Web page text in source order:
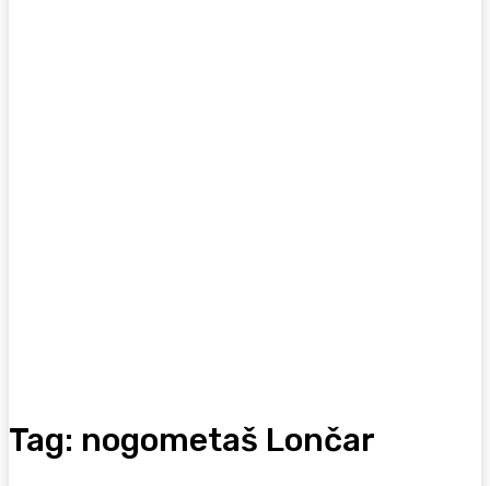
Tag: nogometaš Lončar